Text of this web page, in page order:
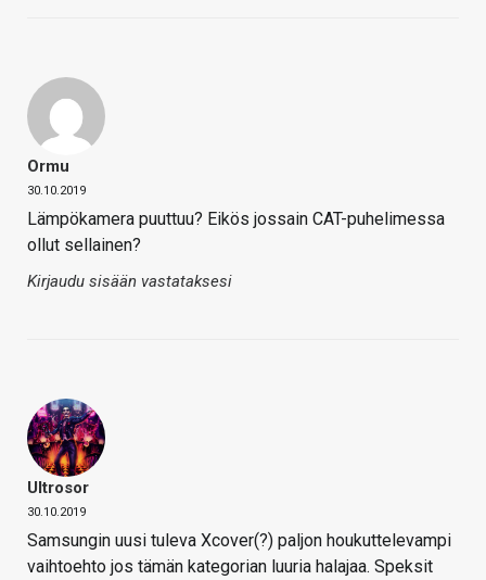
Ormu
30.10.2019
Lämpökamera puuttuu? Eikös jossain CAT-puhelimessa
ollut sellainen?
Kirjaudu sisään vastataksesi
Ultrosor
30.10.2019
Samsungin uusi tuleva Xcover(?) paljon houkuttelevampi
vaihtoehto jos tämän kategorian luuria halajaa. Speksit